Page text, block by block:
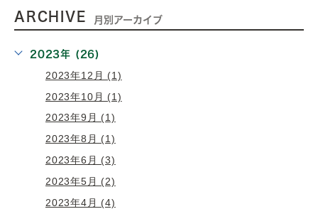
ARCHIVE 月別アーカイブ
2023年 (26)
2023年12月 (1)
2023年10月 (1)
2023年9月 (1)
2023年8月 (1)
2023年6月 (3)
2023年5月 (2)
2023年4月 (4)